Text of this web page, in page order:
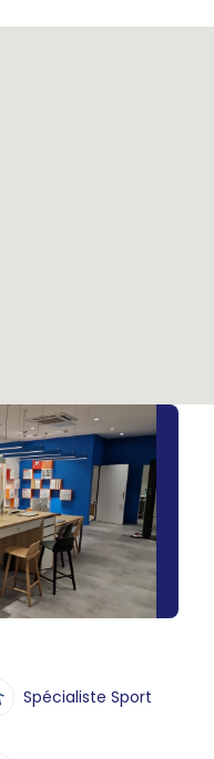
Spécialiste Sport